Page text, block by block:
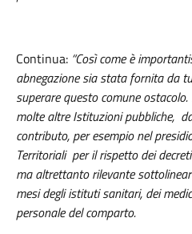
Continua: “Così come è
abnegazione sia stata fornita da
superare questo comune ostacolo.
molte altre Istituzioni pubbliche,
contributo, per esempio nel
Territoriali per il rispetto dei
ma altrettanto rilevante
mesi degli istituti sanitari, dei
personale del comparto.